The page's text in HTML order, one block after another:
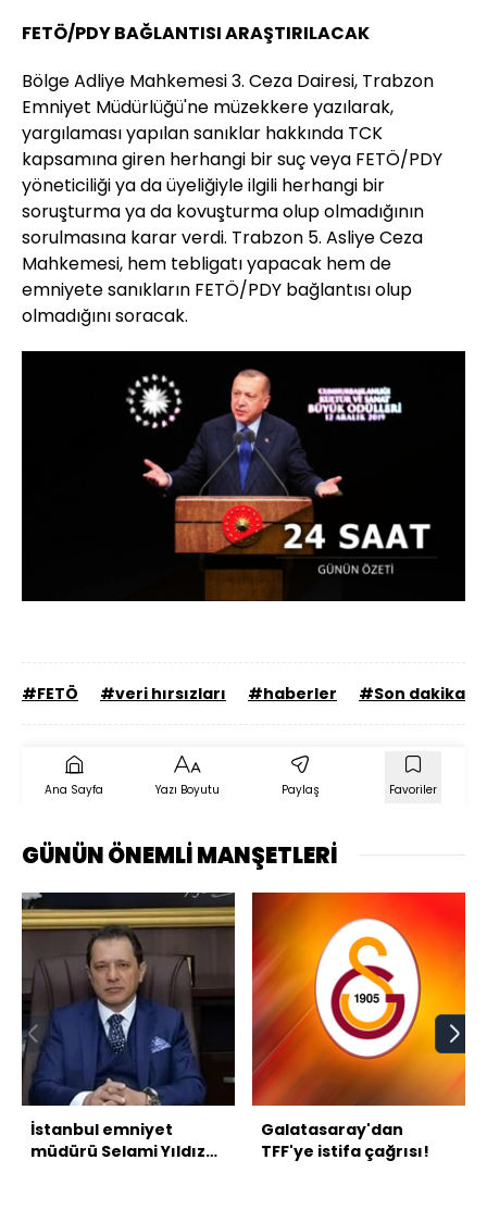
FETÖ/PDY BAĞLANTISI ARAŞTIRILACAK
Bölge Adliye Mahkemesi 3. Ceza Dairesi, Trabzon
Emniyet Müdürlüğü'ne müzekkere yazılarak,
yargılaması yapılan sanıklar hakkında TCK
kapsamına giren herhangi bir suç veya FETÖ/PDY
yöneticiliği ya da üyeliğiyle ilgili herhangi bir
soruşturma ya da kovuşturma olup olmadığının
sorulmasına karar verdi. Trabzon 5. Asliye Ceza
Mahkemesi, hem tebligatı yapacak hem de
emniyete sanıkların FETÖ/PDY bağlantısı olup
olmadığını soracak.
Aç
Yüklendi
Hızı
#FETÖ #veri hırsızları #haberler #Son dakika
Ana Sayfa Yazı Boyutu Paylaş Favoriler
GÜNÜN ÖNEMLİ MANŞETLERİ
İstanbul emniyet
müdürü Selami Yıldız
Galatasaray'dan
TFF'ye istifa çağrısı!